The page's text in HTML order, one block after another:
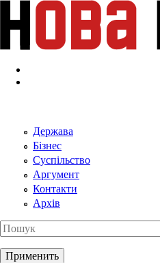
Перейти к основному содержанию
Держава
Бізнес
Суспільство
Аргумент
Контакти
Архів